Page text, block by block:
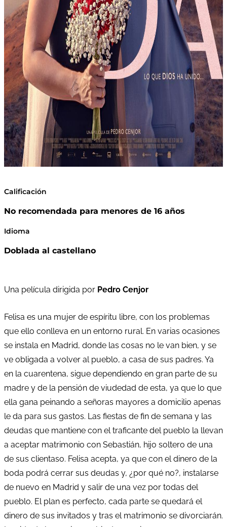
Calificación
No recomendada para menores de 16 años
Idioma
Doblada al castellano
Una película dirigida por Pedro Cenjor
Felisa es una mujer de espíritu libre, con los problemas
que ello conlleva en un entorno rural. En varias ocasiones
se instala en Madrid, donde las cosas no le van bien, y se
ve obligada a volver al pueblo, a casa de sus padres. Ya
en la cuarentena, sigue dependiendo en gran parte de su
madre y de la pensión de viudedad de esta, ya que lo que
ella gana peinando a señoras mayores a domicilio apenas
le da para sus gastos. Las fiestas de fin de semana y las
deudas que mantiene con el traficante del pueblo la llevan
a aceptar matrimonio con Sebastián, hijo soltero de una
de sus clientaso. Felisa acepta, ya que con el dinero de la
boda podrá cerrar sus deudas y, ¿por qué no?, instalarse
de nuevo en Madrid y salir de una vez por todas del
pueblo. El plan es perfecto, cada parte se quedará el
dinero de sus invitados y tras el matrimonio se divorciarán.